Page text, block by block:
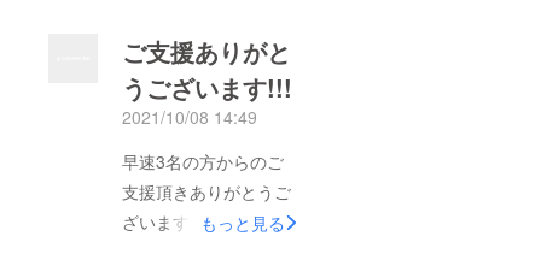
してあげとても喜ばれ
ました(⁎ᴗ͈ˬᴗ͈⁎)マッ
サージをしていると普
段よりも深い話が出来
て凄く距離が縮まる気
がします!!!
ご支援ありがと
うございます!!!
2021/10/08 14:49
早速3名の方からのご
支援頂きありがとうご
ざいます♡♡♡日々
もっと見る